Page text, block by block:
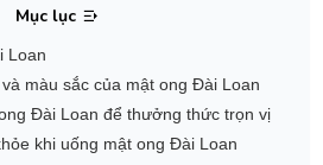
Mục lục
Loan
màu sắc của mật ong Đài Loan
Đài Loan để thưởng thức trọn vị
khi uống mật ong Đài Loan